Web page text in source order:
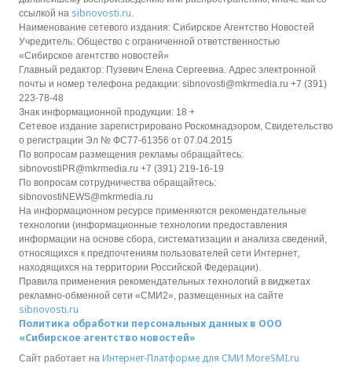
ссылкой на sibnovosti.ru.
Наименование сетевого издания: Сибирское Агентство Новостей
Учредитель: Общество с ограниченной ответственностью
«Сибирское агентство новостей»
Главный редактор: Пузевич Елена Сергеевна. Адрес электронной
почты и номер телефона редакции: sibnovosti@mkrmedia.ru +7 (391)
223-78-48
Знак информационной продукции: 18 +
Сетевое издание зарегистрировано Роскомнадзором, Свидетельство
о регистрации Эл № ФС77-61356 от 07.04.2015
По вопросам размещения рекламы обращайтесь:
sibnovostiPR@mkrmedia.ru +7 (391) 219-16-19
По вопросам сотрудничества обращайтесь:
sibnovostiNEWS@mkrmedia.ru
На информационном ресурсе применяются рекомендательные
технологии (информационные технологии предоставления
информации на основе сбора, систематизации и анализа сведений,
относящихся к предпочтениям пользователей сети Интернет,
находящихся на территории Российской Федерации).
Правила применения рекомендательных технологий в виджетах
рекламно-обменной сети «СМИ2», размещенных на сайте
sibnovosti.ru
Политика обработки персональных данных в ООО
«Сибирское агентство новостей»
Сайт работает на Интернет-Платформе для СМИ MoreSMI.ru